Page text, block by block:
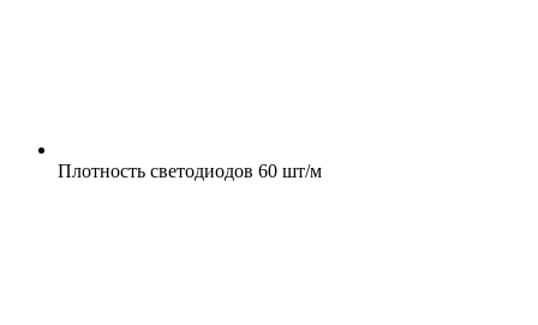
Плотность светодиодов 60 шт/м